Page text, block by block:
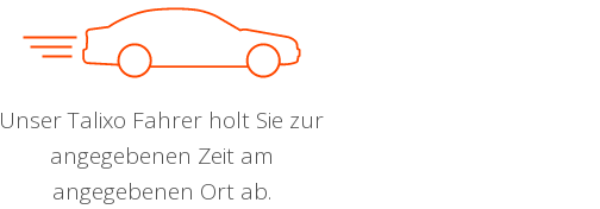
Unser Talixo Fahrer holt Sie zur
angegebenen Zeit am
angegebenen Ort ab.